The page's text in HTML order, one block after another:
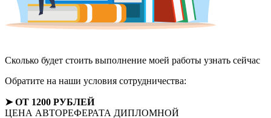
Сколько будет стоить выполнение моей работы узнать сейчас
Обратите на наши условия сотрудничества:
➤ ОТ 1200 РУБЛЕЙ
ЦЕНА АВТОРЕФЕРАТА ДИПЛОМНОЙ